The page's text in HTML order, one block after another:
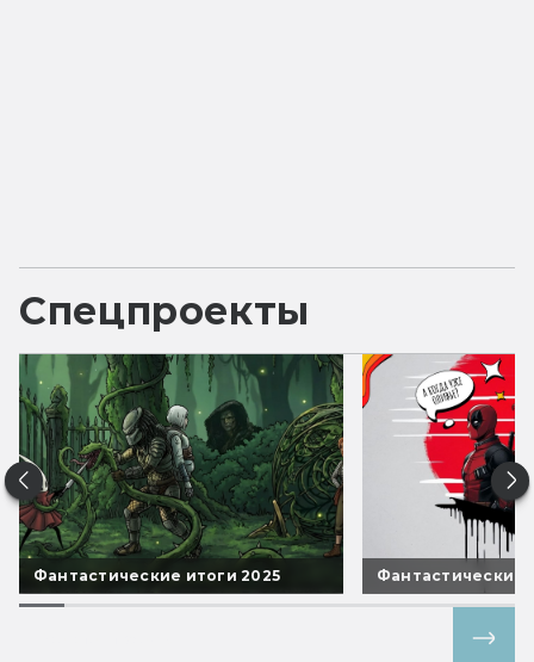
Спецпроекты
Фантастические итоги 2025 Фантастические